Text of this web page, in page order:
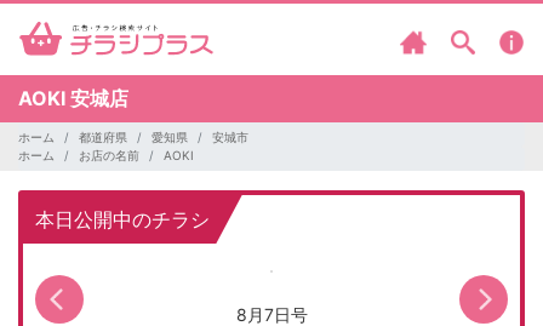
AOKI 安城店
ホーム 都道府県 愛知県
安城市
ホーム
お店の名前 AOKI
本日公開中のチラシ
8月7日号